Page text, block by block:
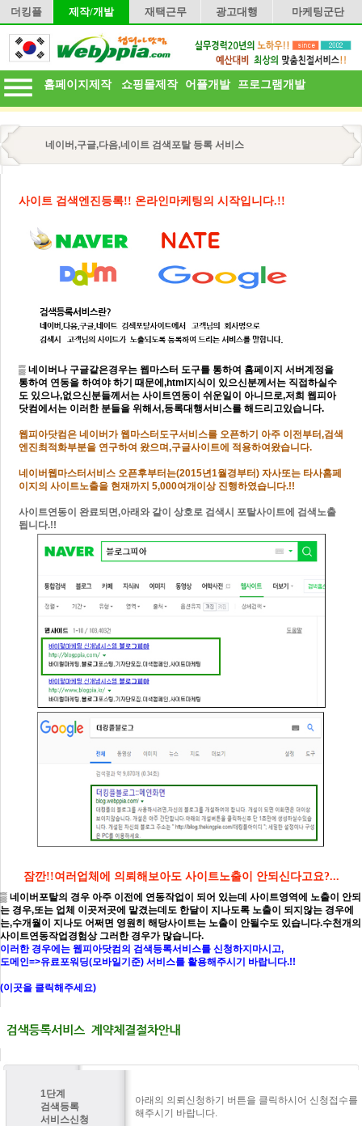
더킹플 제작/개발 재택근무 광고대행 마케팅군단
홈페이지제작 쇼핑몰제작 어플개발 프로그램개발
네이버,구글,다음,네이트 검색포탈 등록 서비스
사이트 검색엔진등록!! 온라인마케팅의 시작입니다.!!
▒ 네이버나 구글같은경우는 웹마스터 도구를 통하여 홈페이지 서버계정을
통하여 연동을 하여야 하기 때문에,html지식이 있으신분께서는 직접하실수
도 있으나,없으신분들께서는 사이트연동이 쉬운일이 아니므로,저희 웹피아
닷컴에서는 이러한 분들을 위해서,등록대행서비스를 해드리고있습니다.
웹피아닷컴은 네이버가 웹마스터도구서비스를 오픈하기 아주 이전부터,검색
엔진최적화부분을 연구하여 왔으며,구글사이트에 적용하여왔습니다.
네이버웹마스터서비스 오픈후부터는(2015년1월경부터) 자사또는 타사홈페
이지의 사이트노출을 현재까지 5,000여개이상 진행하였습니다.!!
사이트연동이 완료되면,아래와 같이 상호로 검색시 포탈사이트에 검색노출
됩니다.!!
잠깐!!여러업체에 의뢰해보아도 사이트노출이 안되신다고요?...
▒ 네이버포탈의 경우 아주 이전에 연동작업이 되어 있는데 사이트영역에 노출이 안되
는 경우,또는 업체 이곳저곳에 맡겼는데도 한달이 지나도록 노출이 되지않는 경우에
는,수개월이 지나도 어쩌면 영원히 해당사이트는 노출이 안될수도 있습니다.수천개의
사이트연동작업경험상 그러한 경우가 많습니다.
이러한 경우에는 웹피아닷컴의 검색등록서비스를 신청하지마시고,
도메인=>유료포워딩(모바일기준) 서비스를 활용해주시기 바랍니다.!!
(이곳을 클릭해주세요)
1단계
검색등록
서비스신청
아래의 의뢰신청하기 버튼을 클릭하시어 신청접수를
해주시기 바랍니다.